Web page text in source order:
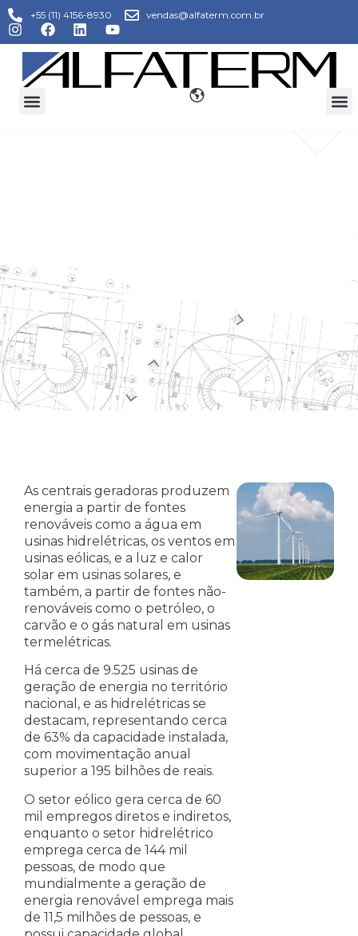
+55 (11) 4156-8930 vendas@alfaterm.com.br
ENERGIA
As centrais geradoras produzem
energia a partir de fontes
renováveis como a água em
usinas hidrelétricas, os ventos em
usinas eólicas, e a luz e calor
solar em usinas solares, e
também, a partir de fontes não-
renováveis como o petróleo, o
carvão e o gás natural em usinas
termelétricas.
Há cerca de 9.525 usinas de
geração de energia no território
nacional, e as hidrelétricas se
destacam, representando cerca
de 63% da capacidade instalada,
com movimentação anual
superior a 195 bilhões de reais.
O setor eólico gera cerca de 60
mil empregos diretos e indiretos,
enquanto o setor hidrelétrico
emprega cerca de 144 mil
pessoas, de modo que
mundialmente a geração de
energia renovável emprega mais
de 11,5 milhões de pessoas, e